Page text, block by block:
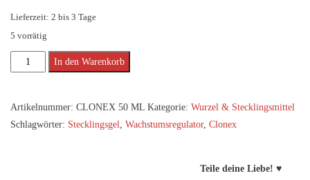
Lieferzeit: 2 bis 3 Tage
5 vorrätig
CLONEX
Menge
In den Warenkorb
Artikelnummer: CLONEX 50 ML Kategorie: Wurzel & Stecklingsmittel
Schlagwörter: Stecklingsgel Wachstumsregulator, Clonex
Teile deine Liebe! ♥